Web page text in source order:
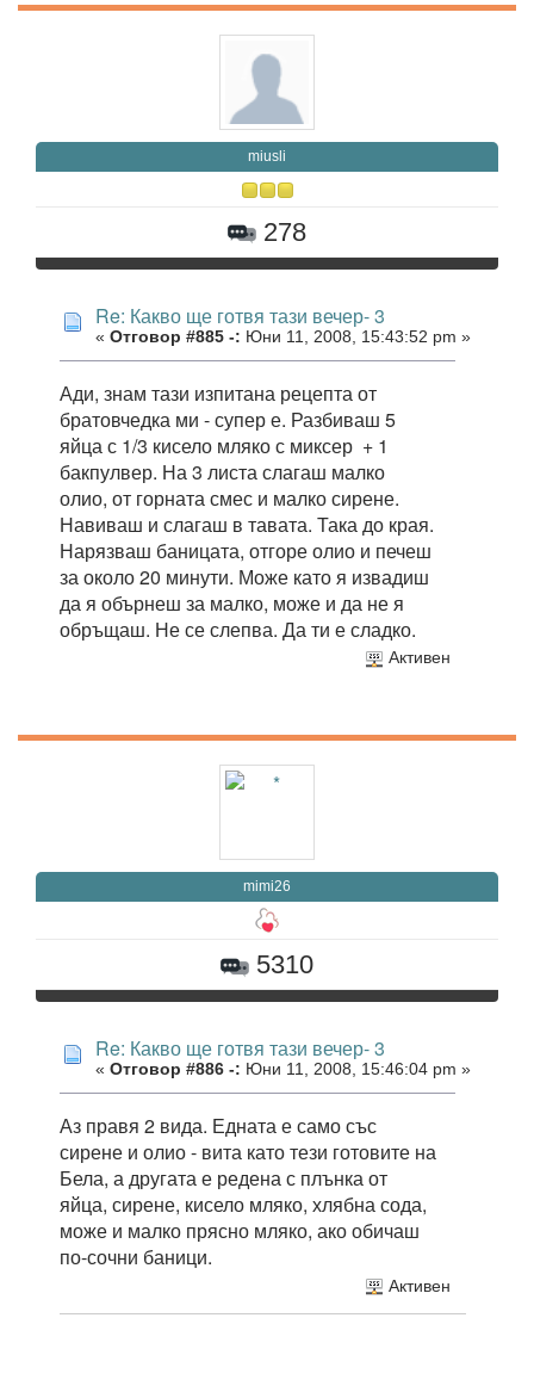
miusli
278
Re: Какво ще готвя тази вечер- 3
« Отговор #885 -: Юни 11, 2008, 15:43:52 pm »
Ади, знам тази изпитана рецепта от
братовчедка ми - супер е. Разбиваш 5
яйца с 1/3 кисело мляко с миксер + 1
бакпулвер. На 3 листа слагаш малко
олио, от горната смес и малко сирене.
Навиваш и слагаш в тавата. Така до края.
Нарязваш баницата, отгоре олио и печеш
за около 20 минути. Може като я извадиш
да я обърнеш за малко, може и да не я
обръщаш. Не се слепва. Да ти е сладко.
Активен
mimi26
5310
Re: Какво ще готвя тази вечер- 3
« Отговор #886 -: Юни 11, 2008, 15:46:04 pm »
Аз правя 2 вида. Едната е само със
сирене и олио - вита като тези готовите на
Бела, а другата е редена с плънка от
яйца, сирене, кисело мляко, хлябна сода,
може и малко прясно мляко, ако обичаш
по-сочни баници.
Активен